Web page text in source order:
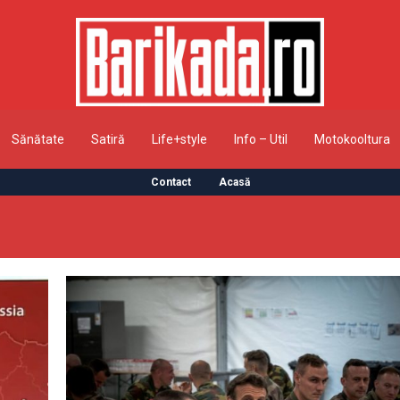
Sănătate Satiră Life+style Info – Util Motokooltura
Contact Acasă